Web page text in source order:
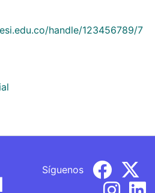
handle/123456789/7
Síguenos